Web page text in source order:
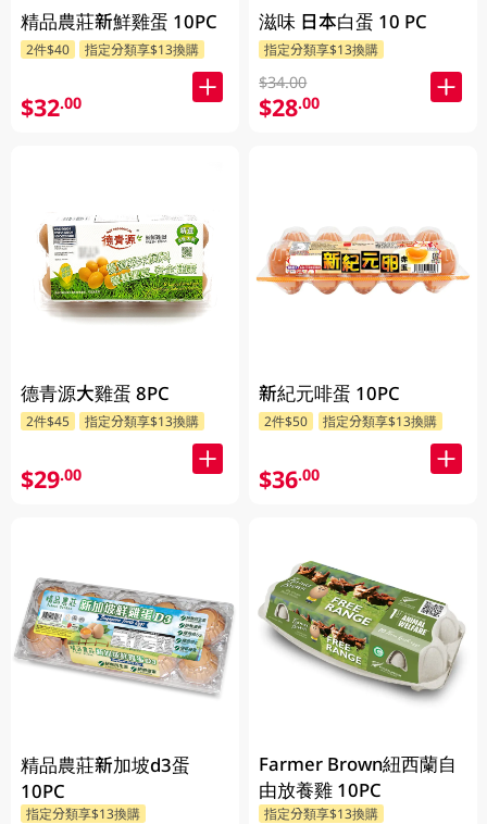
精品農莊新鮮雞蛋 10PC
2件$40 指定分類享$13換購
$32.00
德青源大雞蛋 8PC
2件$45 指定分類享$13換購
$29.00
精品農莊新加坡d3蛋
10PC
指定分類享$13換購
滋味 日本白蛋 10 PC
指定分類享$13換購
$34.00
$28.00
新紀元啡蛋 10PC
2件$50 指定分類享$13換購
$36.00
Farmer Brown紐西蘭自
由放養雞 10PC
指定分類享$13換購